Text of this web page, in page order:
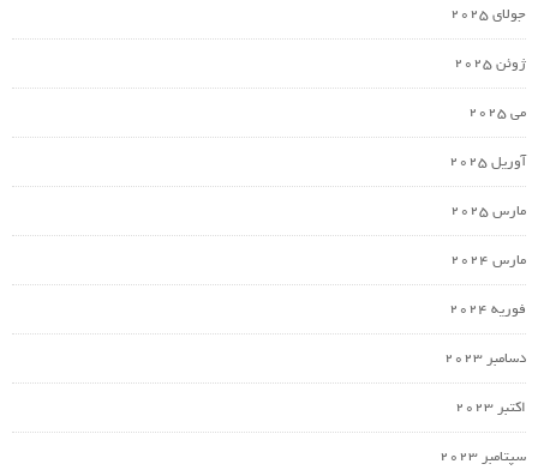
جولای 2025
ژوئن 2025
می 2025
آوریل 2025
مارس 2025
مارس 2024
فوریه 2024
دسامبر 2023
اکتبر 2023
سپتامبر 2023